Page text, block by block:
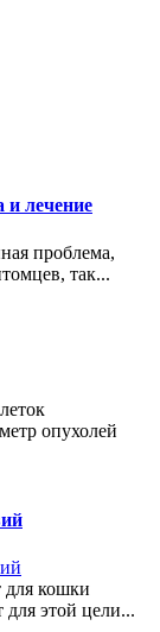
лечение
проблема,
так...
опухолей
для кошки
этой цели...